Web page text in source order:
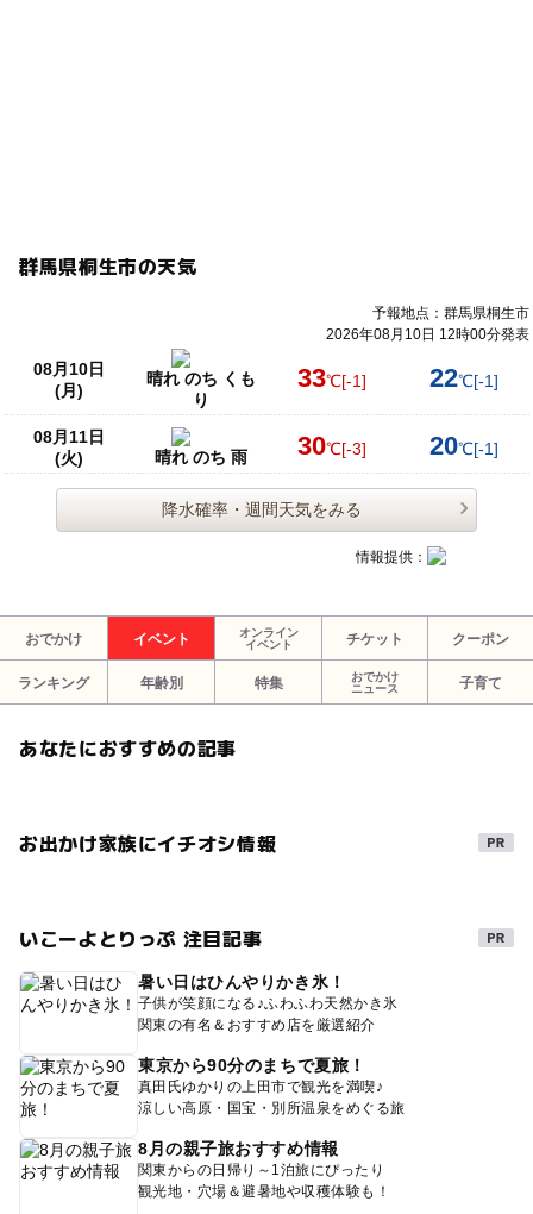
群馬県桐生市の天気
予報地点：群馬県桐生市
2026年08月10日 12時00分発表
08月10日
(月)
晴れ のち くも
り
33℃[-1] 22℃[-1]
08月11日
(火)
晴れ のち 雨 30℃[-3] 20℃[-1]
降水確率・週間天気をみる
情報提供：
おでかけ イベント
オンライン
イベント
チケット クーポン
ランキング 年齢別 特集
おでかけ
ニュース
子育て
あなたにおすすめの記事
お出かけ家族にイチオシ情報
いこーよとりっぷ 注目記事
暑い日はひんやりかき氷！
子供が笑顔になる♪ふわふわ天然かき氷
関東の有名＆おすすめ店を厳選紹介
東京から90分のまちで夏旅！
真田氏ゆかりの上田市で観光を満喫♪
涼しい高原・国宝・別所温泉をめぐる旅
8月の親子旅おすすめ情報
関東からの日帰り～1泊旅にぴったり
観光地・穴場＆避暑地や収穫体験も！